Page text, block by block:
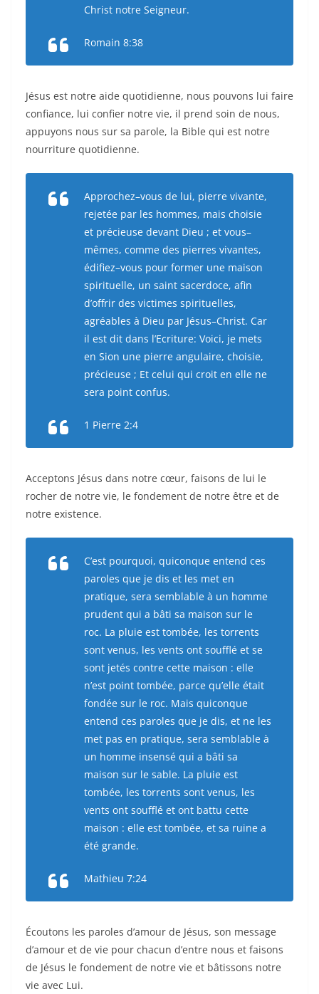
Christ notre Seigneur.
Romain 8:38
Jésus est notre aide quotidienne, nous pouvons lui faire
confiance, lui confier notre vie, il prend soin de nous,
appuyons nous sur sa parole, la Bible qui est notre
nourriture quotidienne.
Approchez–vous de lui, pierre vivante,
rejetée par les hommes, mais choisie
et précieuse devant Dieu ; et vous–
mêmes, comme des pierres vivantes,
édifiez–vous pour former une maison
spirituelle, un saint sacerdoce, afin
d’offrir des victimes spirituelles,
agréables à Dieu par Jésus–Christ. Car
il est dit dans l’Ecriture: Voici, je mets
en Sion une pierre angulaire, choisie,
précieuse ; Et celui qui croit en elle ne
sera point confus.
1 Pierre 2:4
Acceptons Jésus dans notre cœur, faisons de lui le
rocher de notre vie, le fondement de notre être et de
notre existence.
C’est pourquoi, quiconque entend ces
paroles que je dis et les met en
pratique, sera semblable à un homme
prudent qui a bâti sa maison sur le
roc. La pluie est tombée, les torrents
sont venus, les vents ont soufflé et se
sont jetés contre cette maison : elle
n’est point tombée, parce qu’elle était
fondée sur le roc. Mais quiconque
entend ces paroles que je dis, et ne les
met pas en pratique, sera semblable à
un homme insensé qui a bâti sa
maison sur le sable. La pluie est
tombée, les torrents sont venus, les
vents ont soufflé et ont battu cette
maison : elle est tombée, et sa ruine a
été grande.
Mathieu 7:24
Écoutons les paroles d’amour de Jésus, son message
d’amour et de vie pour chacun d’entre nous et faisons
de Jésus le fondement de notre vie et bâtissons notre
vie avec Lui.